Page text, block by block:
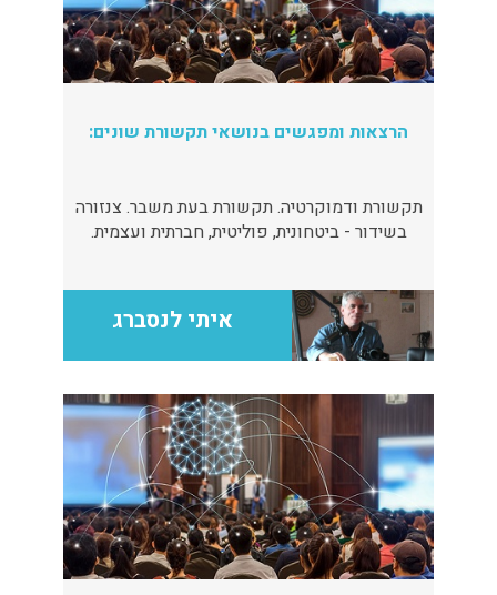
הרצאות ומפגשים בנושאי תקשורת שונים:
תקשורת ודמוקרטיה. תקשורת בעת משבר. צנזורה
בשידור - ביטחונית, פוליטית, חברתית ועצמית.
איתי לנסברג